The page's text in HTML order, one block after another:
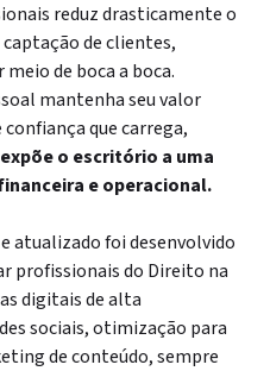
reduz drasticamente o
de clientes,
de boca a boca.
mantenha seu valor
que carrega,
o escritório a uma
e operacional.
atualizado foi desenvolvido
profissionais do Direito na
digitais de alta
sociais, otimização para
de conteúdo, sempre